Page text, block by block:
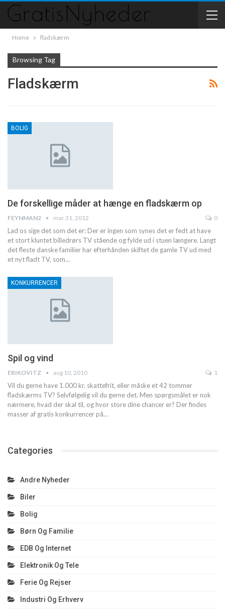
Home fladskærm
Browsing Tag
Fladskærm
BOLIG
De forskellige måder at hænge en fladskærm op
FEYNMAN2 mar 31, 2012 0
Lad os sige det som det er: Der er ingen som synes det er fedt at have
et stort kluntet billedrørs TV stående og fylde ud i stuen længere. Langt
det fleste danske familier har efterhånden skiftet de gamle TV ud med
et nyt fladt TV, som…
KONKURRENCER
Spil og vind
ERIKOVITZ aug 10, 2010 1
Vil du gerne have 1.000 kr. skattefrit, eller måske et 42 tommer
fladskærms TV? Selvfølgelig vil du gerne det. Men spørgsmålet er nok
nærmere, hvad der skal til, og hvor store dine chancer er? Der findes
masser af gratis konkurrencer på…
Categories
Andre Nyheder
Biler
Bolig
Børn Og Familie
EDB Og Internet
Elektronik Og Tele
Ferie Og Rejser
Industri Og Erhverv